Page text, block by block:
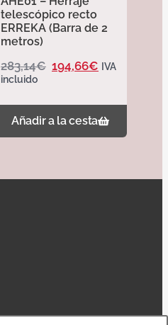
telescópico recto
ERREKA (Barra de 2
metros)
283,14€ 194,66€ IVA
incluido
Añadir a la cesta